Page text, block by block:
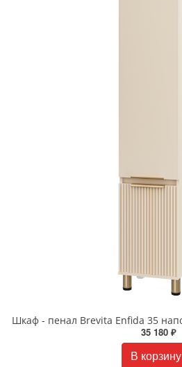
35 180 ₽
В корзину